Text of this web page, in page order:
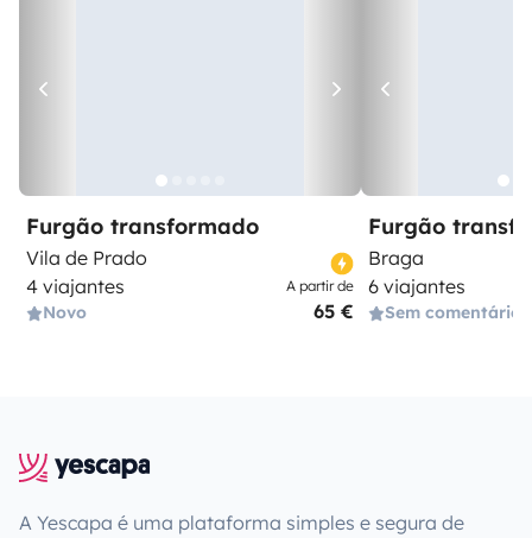
Furgão transformado
Vila de Prado
4 viajantes
Novo
A partir de
65 €
Furgão
Braga
6 viajantes
Sem comentários
A Yescapa é uma plataforma simples e segura de